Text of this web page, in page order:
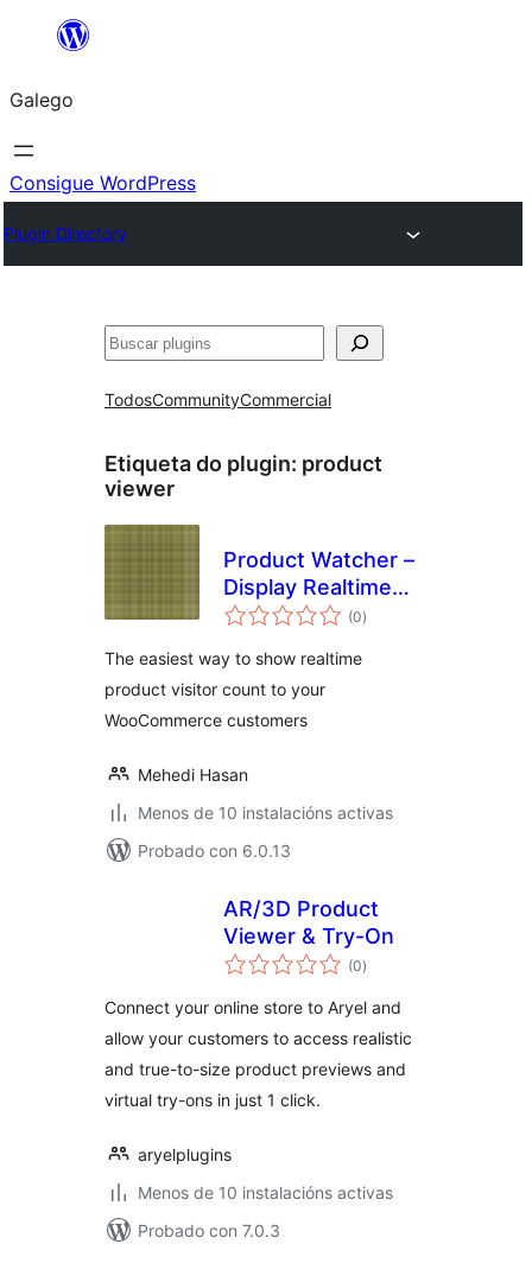
Saltar
contido
Galego
Consigue WordPress
Plugin Directory
Buscar
TodosCommunityCommercial
Etiqueta do plugin: product
viewer
Product Watcher –
Display Realtime
Product Viewer
Customers
(0valoracións
totais
)
The easiest way to show realtime
product visitor count to your
WooCommerce customers
Mehedi Hasan
Menos de 10 instalacións activas
Probado con 6.0.13
AR/3D Product
Viewer & Try-On
(0valoracións
totais
)
Connect your online store to Aryel and
allow your customers to access realistic
and true-to-size product previews and
virtual try-ons in just 1 click.
aryelplugins
Menos de 10 instalacións activas
Probado con 7.0.3